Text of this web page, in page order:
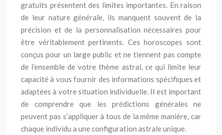
gratuits présentent des limites importantes. En raison
de leur nature générale, ils manquent souvent de la
précision et de la personnalisation nécessaires pour
être véritablement pertinents. Ces horoscopes sont
conçus pour un large public et ne tiennent pas compte
de l’ensemble de votre thème astral, ce qui limite leur
capacité à vous fournir des informations spécifiques et
adaptées à votre situation individuelle. Il est important
de comprendre que les prédictions générales ne
peuvent pas s’appliquer à tous de la même manière, car
chaque individu a une configuration astrale unique.